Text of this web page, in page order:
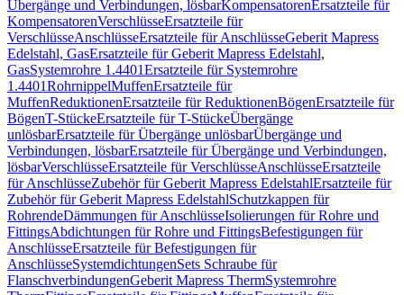
Übergänge und Verbindungen, lösbarKompensatorenErsatzteile für
KompensatorenVerschlüsseErsatzteile für
VerschlüsseAnschlüsseErsatzteile für AnschlüsseGeberit Mapress
Edelstahl, GasErsatzteile für Geberit Mapress Edelstahl,
GasSystemrohre 1.4401Ersatzteile für Systemrohre
1.4401RohrnippelMuffenErsatzteile für
MuffenReduktionenErsatzteile für ReduktionenBögenErsatzteile für
BögenT-StückeErsatzteile für T-StückeÜbergänge
unlösbarErsatzteile für Übergänge unlösbarÜbergänge und
Verbindungen, lösbarErsatzteile für Übergänge und Verbindungen,
lösbarVerschlüsseErsatzteile für VerschlüsseAnschlüsseErsatzteile
für AnschlüsseZubehör für Geberit Mapress EdelstahlErsatzteile für
Zubehör für Geberit Mapress EdelstahlSchutzkappen für
RohrendeDämmungen für AnschlüsseIsolierungen für Rohre und
FittingsAbdichtungen für Rohre und FittingsBefestigungen für
AnschlüsseErsatzteile für Befestigungen für
AnschlüsseSystemdichtungenSets Schraube für
FlanschverbindungenGeberit Mapress ThermSystemrohre